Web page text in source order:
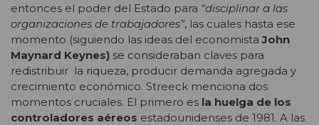
entonces el poder del Estado para “disciplinar a las
organizaciones de trabajadores”, las cuales hasta ese
momento (siguiendo las ideas del economistaJohn
Maynard Keynes) se consideraban claves para
redistribuir la riqueza, producir demanda agregada y
crecimiento económico. Streeck menciona dos
momentos cruciales. El primero es la huelga de los
controladores aéreos estadounidenses de 1981. A las